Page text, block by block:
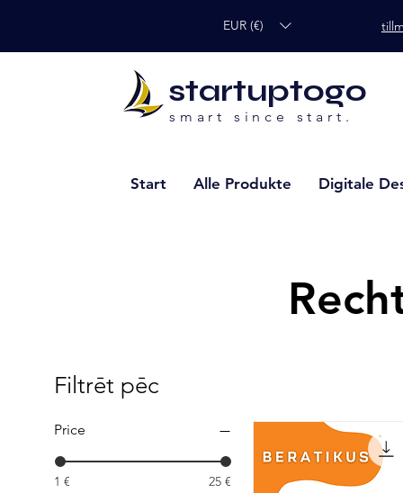
EUR (€)
startuptogo
smart since start.
Start Alle Produkte Digitale
Filtrēt pēc
Price
1 € 25 €